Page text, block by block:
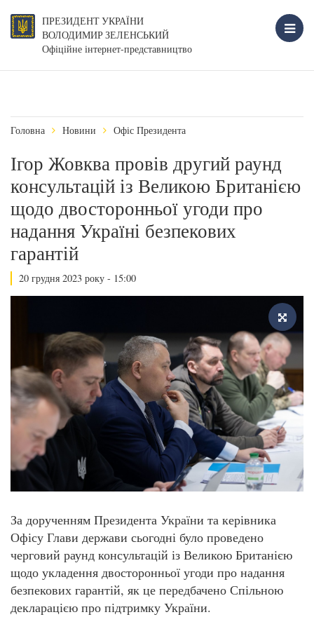
ПРЕЗИДЕНТ УКРАЇНИ
ВОЛОДИМИР ЗЕЛЕНСЬКИЙ
Офіційне інтернет-представництво
Головна Новини Офіс Президента
Ігор Жовква провів другий раунд
консультацій із Великою Британією
щодо двосторонньої угоди про
надання Україні безпекових
гарантій
20 грудня 2023 року - 15:00
За дорученням Президента України та керівника
Офісу Глави держави сьогодні було проведено
черговий раунд консультацій із Великою Британією
щодо укладення двосторонньої угоди про надання
безпекових гарантій, як це передбачено Спільною
декларацією про підтримку України.